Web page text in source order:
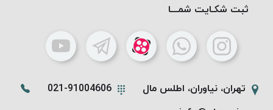
ثبت شکـایت شمـــا
تهران، نیاوران، اطلس مال
021-91004606